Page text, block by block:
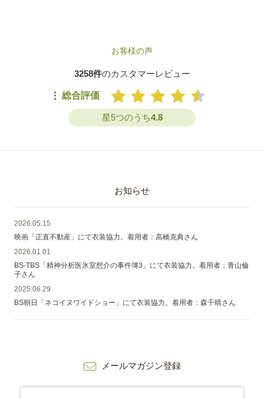
お客様の声
3258件のカスタマーレビュー
総合評価
星5つのうち4.8
お知らせ
2026.05.15
映画「正直不動産」にて衣装協力。着用者：高橋克典さん
2026.01.01
BS-TBS「精神分析医氷室想介の事件簿3」にて衣装協力。着用者：青山倫
子さん
2025.06.29
BS朝日「ネコイヌワイドショー」にて衣装協力。着用者：森千晴さん
メールマガジン登録